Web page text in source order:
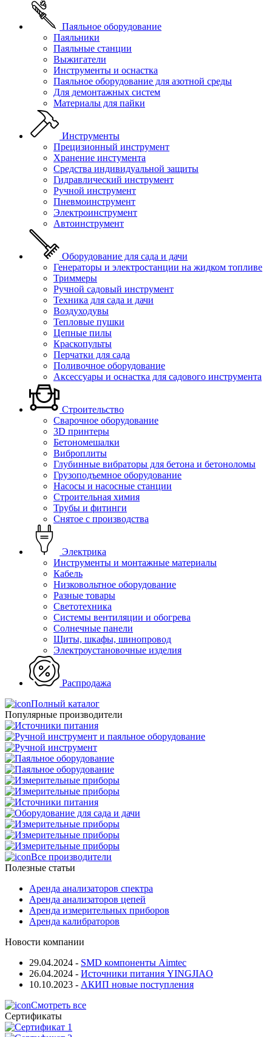
Паяльное оборудование
Паяльники
Паяльные станции
Выжигатели
Инструменты и оснастка
Паяльное оборудование для азотной среды
Для демонтажных систем
Материалы для пайки
Инструменты
Прецизионный инструмент
Хранение инстумента
Средства индивидуальной защиты
Гидравлический инструмент
Ручной инструмент
Пневмоинструмент
Электроинструмент
Автоинструмент
Оборудование для сада и дачи
Генераторы и электростанции на жидком топливе
Триммеры
Ручной садовый инструмент
Техника для сада и дачи
Воздуходувы
Тепловые пушки
Цепные пилы
Краскопульты
Перчатки для сада
Поливочное оборудование
Аксессуары и оснастка для садового инструмента
Строительство
Сварочное оборудование
3D принтеры
Бетономешалки
Виброплиты
Глубинные вибраторы для бетона и бетоноломы
Грузоподъемное оборудование
Насосы и насосные станции
Строительная химия
Трубы и фитинги
Снятое с производства
Электрика
Инструменты и монтажные материалы
Кабель
Низковольтное оборудование
Разные товары
Светотехника
Системы вентиляции и обогрева
Солнечные панели
Щиты, шкафы, шинопровод
Электроустановочные изделия
Распродажа
Полный каталог
Популярные производители
Все производители
Полезные статьи
Аренда анализаторов спектра
Аренда анализаторов цепей
Аренда измерительных приборов
Аренда калибраторов
Новости компании
29.04.2024 - SMD компоненты Aimtec
26.04.2024 - Источники питания YINGJIAO
10.10.2023 - АКИП новые поступления
Смотреть все
Сертификаты